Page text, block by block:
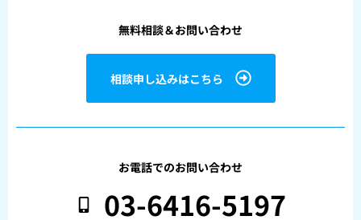
無料相談＆お問い合わせ
相談申し込みはこちら
お電話でのお問い合わせ
03-6416-5197